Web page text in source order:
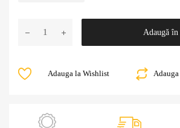
Adaugă în
Adauga la Wishlist